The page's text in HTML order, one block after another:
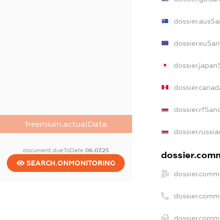
freemium.actualData
document.dueToDate06.07.25
SEARCH.ONMONITORING